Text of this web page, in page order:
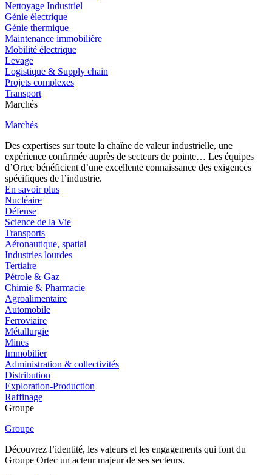
Nettoyage Industriel
Génie électrique
Génie thermique
Maintenance immobilière
Mobilité électrique
Levage
Logistique & Supply chain
Projets complexes
Transport
Marchés
Marchés
Des expertises sur toute la chaîne de valeur industrielle, une
expérience confirmée auprès de secteurs de pointe… Les équipes
d’Ortec bénéficient d’une excellente connaissance des exigences
spécifiques de l’industrie.
En savoir plus
Nucléaire
Défense
Science de la Vie
Transports
Aéronautique, spatial
Industries lourdes
Tertiaire
Pétrole & Gaz
Chimie & Pharmacie
Agroalimentaire
Automobile
Ferroviaire
Métallurgie
Mines
Immobilier
Administration & collectivités
Distribution
Exploration-Production
Raffinage
Groupe
Groupe
Découvrez l’identité, les valeurs et les engagements qui font du
Groupe Ortec un acteur majeur de ses secteurs.